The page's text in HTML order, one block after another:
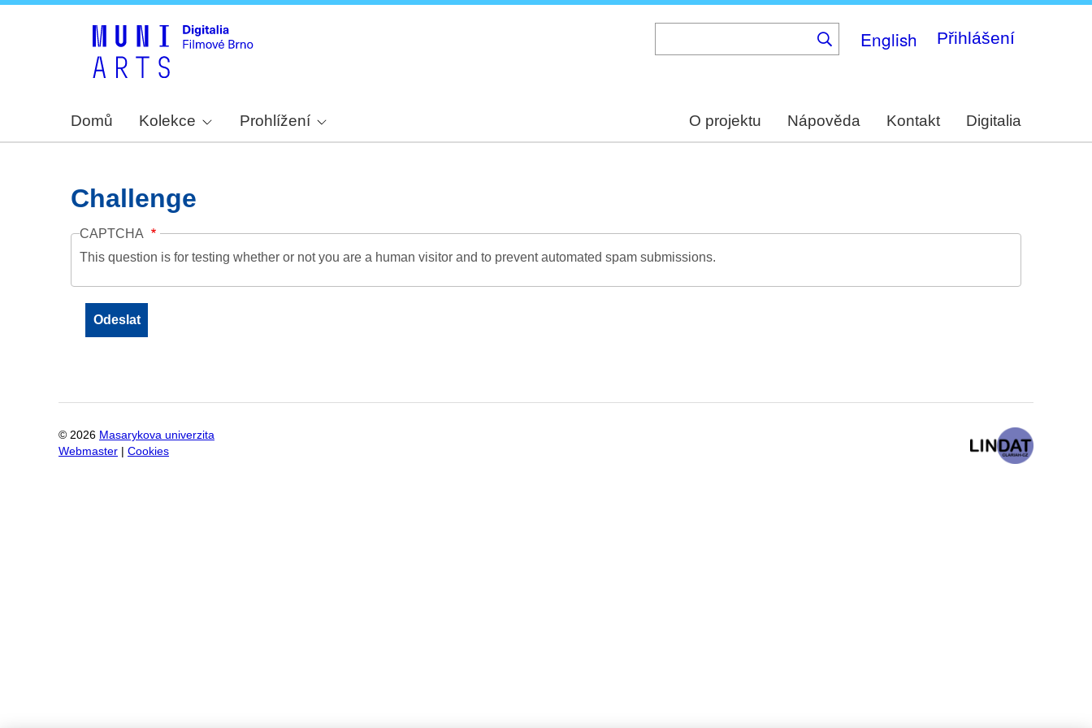
English Přihlášení
Domů Kolekce Prohlížení O projektu Nápověda Kontakt Digitalia
Challenge
CAPTCHA
This question is for testing whether or not you are a human visitor and to prevent automated spam submissions.
© 2026 Masarykova univerzita
Webmaster
Cookies